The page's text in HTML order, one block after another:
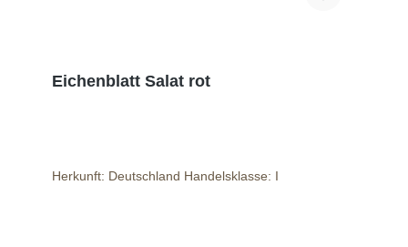
Eichenblatt Salat rot
Herkunft: Deutschland Handelsklasse: I